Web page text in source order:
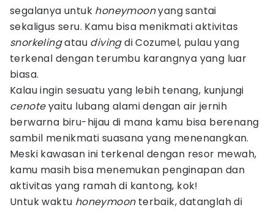
segalanya untuk honeymoonyang santai
sekaligus seru. Kamu bisa menikmati aktivitas
snorkelingatau divingdi Cozumel, pulau yang
terkenal dengan terumbu karangnya yang luar
biasa.
Kalau ingin sesuatu yang lebih tenang, kunjungi
cenoteyaitu lubang alami dengan air jernih
berwarna biru-hijau di mana kamu bisa berenang
sambil menikmati suasana yang menenangkan.
Meski kawasan ini terkenal dengan resor mewah,
kamu masih bisa menemukan penginapan dan
aktivitas yang ramah di kantong, kok!
Untuk waktu honeymoonterbaik, datanglah di